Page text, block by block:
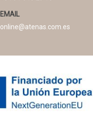
EMAIL
online@atenas.com.es